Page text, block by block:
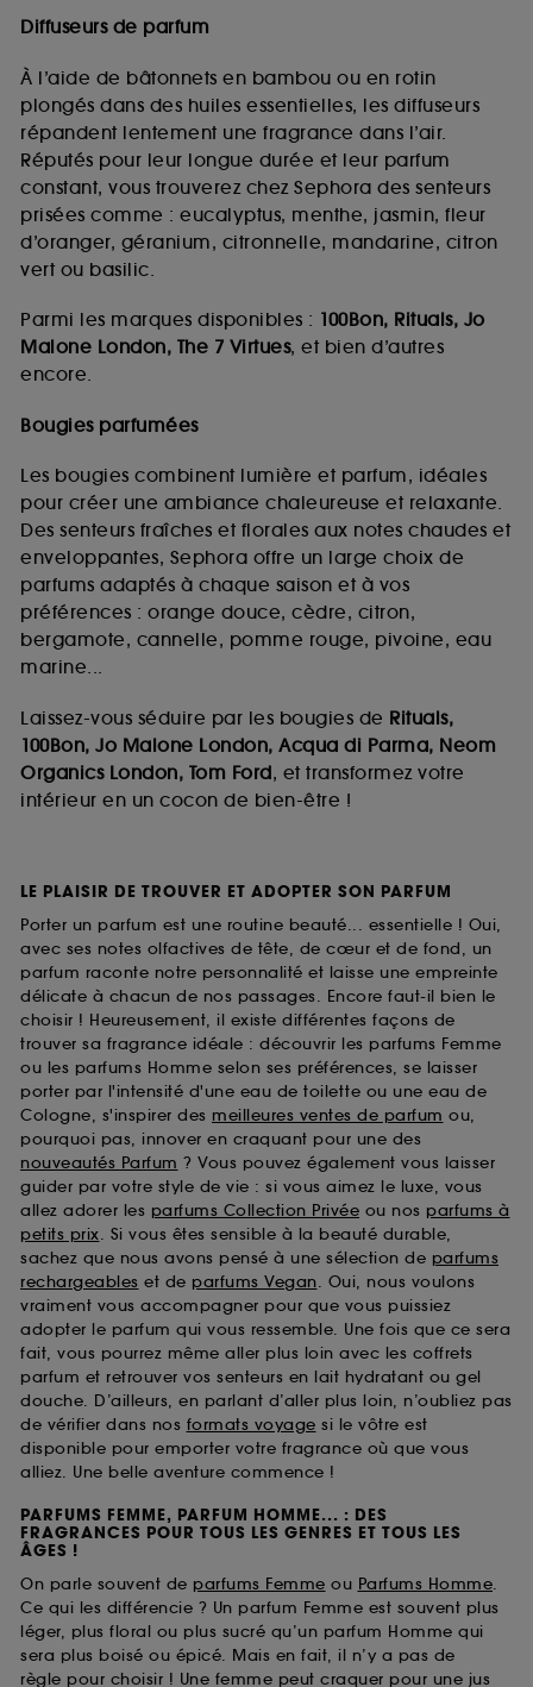
Diffuseurs de parfum
À l’aide de bâtonnets en bambou ou en rotin
plongés dans des huiles essentielles, les diffuseurs
répandent lentement une fragrance dans l’air.
Réputés pour leur longue durée et leur parfum
constant, vous trouverez chez Sephora des senteurs
prisées comme : eucalyptus, menthe, jasmin, fleur
d’oranger, géranium, citronnelle, mandarine, citron
vert ou basilic.
Parmi les marques disponibles : 100Bon, Rituals, Jo
Malone London, The 7 Virtues, et bien d’autres
encore.
Bougies parfumées
Les bougies combinent lumière et parfum, idéales
pour créer une ambiance chaleureuse et relaxante.
Des senteurs fraîches et florales aux notes chaudes et
enveloppantes, Sephora offre un large choix de
parfums adaptés à chaque saison et à vos
préférences : orange douce, cèdre, citron,
bergamote, cannelle, pomme rouge, pivoine, eau
marine...
Laissez-vous séduire par les bougies de Rituals,
100Bon, Jo Malone London, Acqua di Parma, Neom
Organics London, Tom Ford, et transformez votre
intérieur en un cocon de bien-être !
LE PLAISIR DE TROUVER ET ADOPTER SON PARFUM
Porter un parfum est une routine beauté... essentielle ! Oui,
avec ses notes olfactives de tête, de cœur et de fond, un
parfum raconte notre personnalité et laisse une empreinte
délicate à chacun de nos passages. Encore faut-il bien le
choisir ! Heureusement, il existe différentes façons de
trouver sa fragrance idéale : découvrir les parfums Femme
ou les parfums Homme selon ses préférences, se laisser
porter par l'intensité d'une eau de toilette ou une eau de
Cologne, s'inspirer des meilleures ventes de parfum ou,
pourquoi pas, innover en craquant pour une des
nouveautés Parfum ? Vous pouvez également vous laisser
guider par votre style de vie : si vous aimez le luxe, vous
allez adorer les parfums Collection Privée ou nos parfums à
petits prix. Si vous êtes sensible à la beauté durable,
sachez que nous avons pensé à une sélection de parfums
rechargeables et de parfums Vegan. Oui, nous voulons
vraiment vous accompagner pour que vous puissiez
adopter le parfum qui vous ressemble. Une fois que ce sera
fait, vous pourrez même aller plus loin avec les coffrets
parfum et retrouver vos senteurs en lait hydratant ou gel
douche. D’ailleurs, en parlant d’aller plus loin, n’oubliez pas
de vérifier dans nos formats voyage si le vôtre est
disponible pour emporter votre fragrance où que vous
alliez. Une belle aventure commence !
PARFUMS FEMME, PARFUM HOMME... : DES
FRAGRANCES POUR TOUS LES GENRES ET TOUS LES
ÂGES !
On parle souvent de parfums Femme ou Parfums Homme.
Ce qui les différencie ? Un parfum Femme est souvent plus
léger, plus floral ou plus sucré qu’un parfum Homme qui
sera plus boisé ou épicé. Mais en fait, il n’y a pas de
règle pour choisir ! Une femme peut craquer pour une jus